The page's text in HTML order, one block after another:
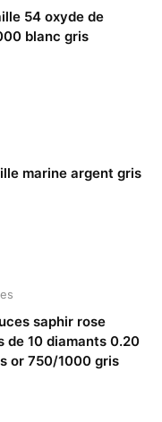
54 oxyde de
blanc gris
marine argent gris
saphir rose
de 10 diamants 0.20
or 750/1000 gris